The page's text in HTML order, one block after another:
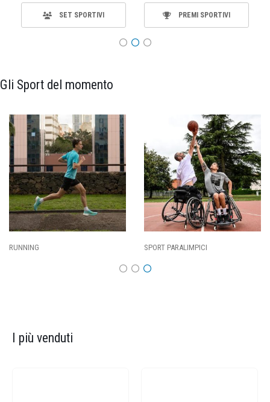
SET SPORTIVI PREMI SPORTIVI
Gli Sport del momento
I più venduti